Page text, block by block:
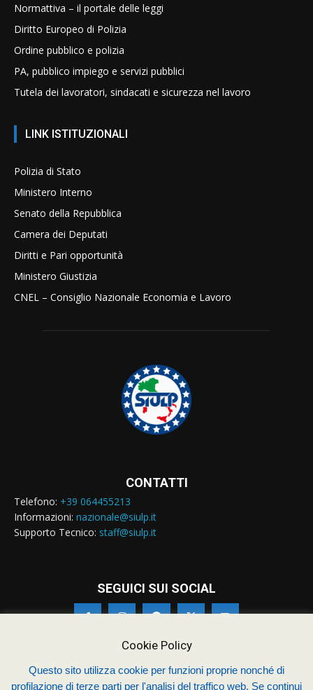
Normattiva – il portale delle leggi
Diritto Europeo di Polizia
Ordine pubblico e polizia
PA, pubblico impiego e servizi pubblici
Tutela dei lavoratori, sindacati e sicurezza nel lavoro
LINK ISTITUZIONALI
Polizia di Stato
Ministero Interno
Senato della Repubblica
Camera dei Deputati
Diritti e Pari opportunità
Ministero Giustizia
CNEL – Consiglio Nazionale Economia e Lavoro
CONTATTI
Telefono: +39 064455213
Informazioni: nazionale@siulp.it
Supporto Tecnico: staff@siulp.it
SEGUICI SUI SOCIAL
© Siulp 2026 - C.F.97014000588 - Realizzato dastudio4s.com
Cookie Policy
Questo sito utilizza cookie per funzioni proprie nonché di
profilazione di terze parti per l'analisi del traffico web. Se continui